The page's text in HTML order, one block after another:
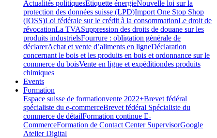
Actualités politiquesEtiquette énergieNouvelle loi sur la
protection des données suisse (LPD)Import One Stop Shop
(IOSS)Loi fédérale sur le crédit à la consommationLe droit de
révocationLa TVASuppression des droits de douane sur les
produits industrielsFourrure : obligation générale de
déclarerAchat et vente d’aliments en ligneDéclaration
concernant le bois et les produits en bois et ordonnance sur le
commerce du boisVente en ligne et expéditiondes produits
chimiques
Events
Formation
Espace suisse de formationvente 2022+Brevet fédéral
spécialiste du e-commerceBrevet fédéral Spécialiste du
commerce de détailFormation continue E-
CommerceFormation de Contact Center SupervisorGoogle
Atelier Digital